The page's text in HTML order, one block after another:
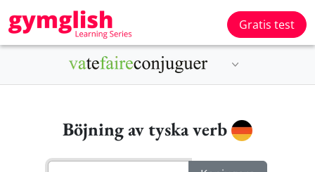
Gratis test
Böjning av tyska verb